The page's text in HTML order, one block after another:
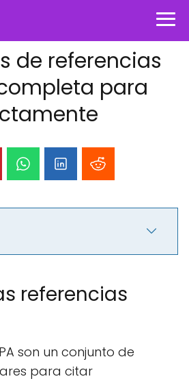
de referencias
para
referencias
son un conjunto de
para citar